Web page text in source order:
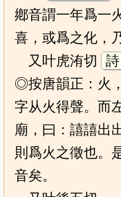
鄕音謂一年爲一
喜，或爲之化，
又叶虎洧切
◎按唐韻正：火
字从火得聲。而
廟，曰：譆譆出
則爲火之徵也。
音矣。